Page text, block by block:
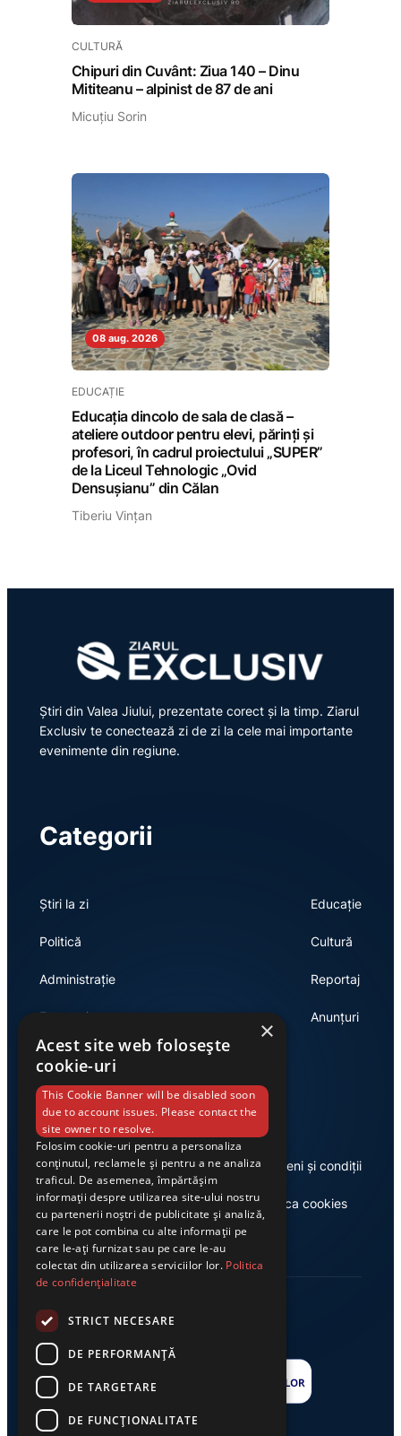
CULTURĂ
Chipuri din Cuvânt: Ziua 140 – Dinu
Mititeanu – alpinist de 87 de ani
Micuțiu Sorin
08 aug. 2026
EDUCAȚIE
Educația dincolo de sala de clasă –
ateliere outdoor pentru elevi, părinți și
profesori, în cadrul proiectului „SUPER”
de la Liceul Tehnologic „Ovid
Densușianu” din Călan
Tiberiu Vințan
Știri din Valea Jiului, prezentate corect și la timp. Ziarul
Exclusiv te conectează zi de zi la cele mai importante
evenimente din regiune.
Categorii
Știri la zi
Politică
Administrație
Economie
Educație
Cultură
Reportaj
Anunțuri
Link-uri utile
Despre noi
Casa de editură Exclusiv
Termeni și condiții
Politica cookies
×
Acest site web folosește
cookie-uri
This Cookie Banner will be disabled soon
due to account issues. Please contact the
site owner to resolve.
Folosim cookie-uri pentru a personaliza
conținutul, reclamele și pentru a ne analiza
traficul. De asemenea, împărtășim
informații despre utilizarea site-ului nostru
cu partenerii noștri de publicitate și analiză,
care le pot combina cu alte informații pe
care le-ați furnizat sau pe care le-au
colectat din utilizarea serviciilor lor. Politica
de confidențialitate
STRICT NECESARE
DE PERFORMANȚĂ
DE TARGETARE
DE FUNCŢIONALITATE